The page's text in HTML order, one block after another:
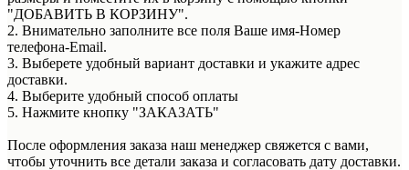
"ДОБАВИТЬ В КОРЗИНУ".
2. Внимательно заполните все поля Ваше имя-Номер
телефона-Email.
3. Выберете удобный вариант доставки и укажите адрес
доставки.
4. Выберите удобный способ оплаты
5. Нажмите кнопку "ЗАКАЗАТЬ"
После оформления заказа наш менеджер свяжется с вами,
чтобы уточнить все детали заказа и согласовать дату доставки.